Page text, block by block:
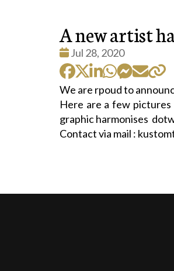
A new artist
Date
:
Jul 28, 2020
We are rpoud to
Here are a few
graphic harmonises
Contact via mail :